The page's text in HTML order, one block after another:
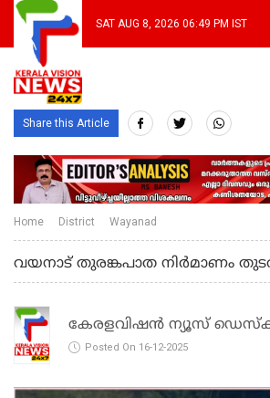
SAT AUG 8, 2026 06:49 PM IST
Share this Article
Home District Wayanad
വയനാട് തുരങ്കപാത നിർമാണം
കേരളവിഷൻ ന്യൂസ്
Posted On 16-12-2025